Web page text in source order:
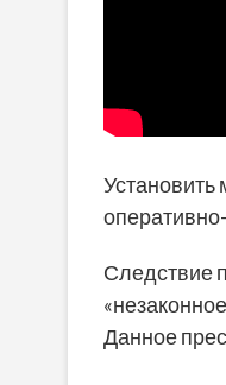
Установить
Следствие
Данное